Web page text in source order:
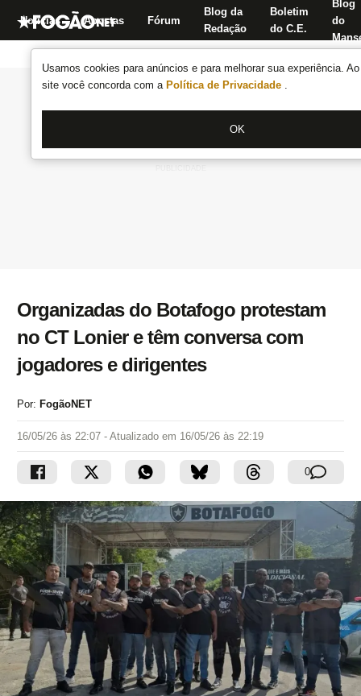
Usamos cookies para anúncios e para melhorar sua experiência.
site você concorda com a Política de Privacidade .
OK
Notícias Apostas Fórum
Blog da
Redação
Boletim
do C.E.
Blog
do
Organizadas do Botafogo protestam
no CT Lonier e têm conversa com
jogadores e dirigentes
Por: FogãoNET
16/05/26 às 22:07 - Atualizado em 16/05/26 às 22:19
0